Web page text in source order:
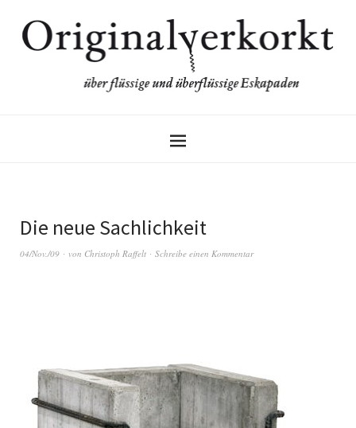
Die neue Sachlichkeit
04/Nov./09 von Christoph Raffelt Schreibe einen Kommentar